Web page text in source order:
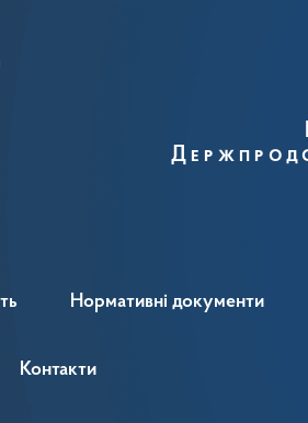
Нормативні документи
Контакти